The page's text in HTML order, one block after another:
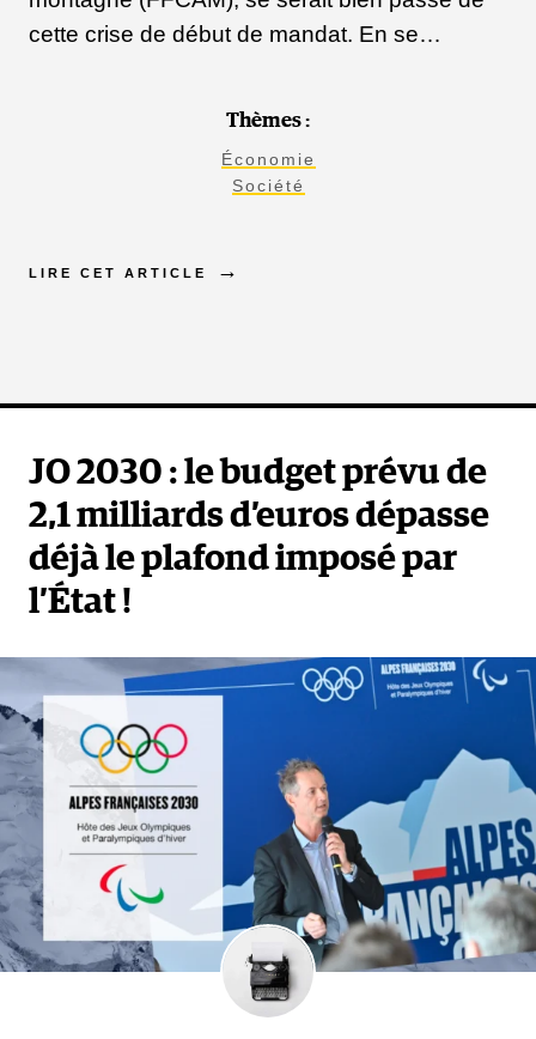
cette crise de début de mandat. En se…
Thèmes :
Économie
Société
LIRE CET ARTICLE
JO 2030 : le budget prévu de
2,1 milliards d’euros dépasse
déjà le plafond imposé par
l’État !